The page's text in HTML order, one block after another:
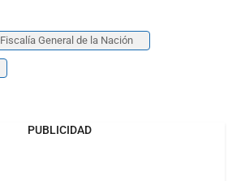
Fiscalía General de la Nación
PUBLICIDAD